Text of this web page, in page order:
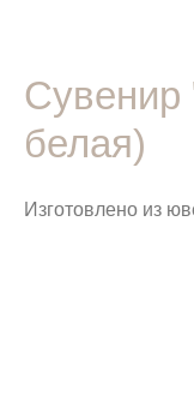
Сувенир
белая)
Изготовлено из